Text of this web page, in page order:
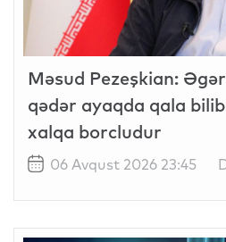
Məsud Pezeşkian:
qədər ayaqda qala
xalqa borcludur
06 Avqust 2026 23:45